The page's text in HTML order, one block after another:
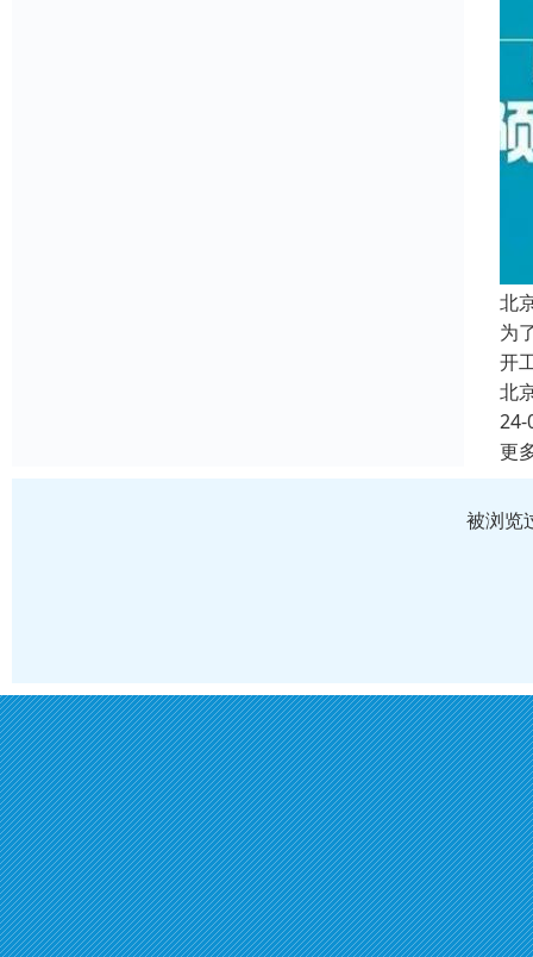
北
为
开
北
24-
更
被浏览